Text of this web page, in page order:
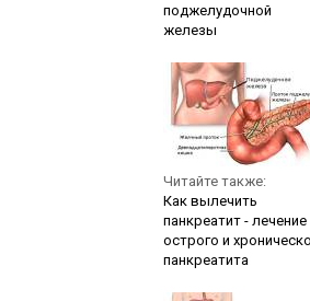
поджелудочной
железы
Читайте также:
Как вылечить
панкреатит - лечение
острого и
панкреатита